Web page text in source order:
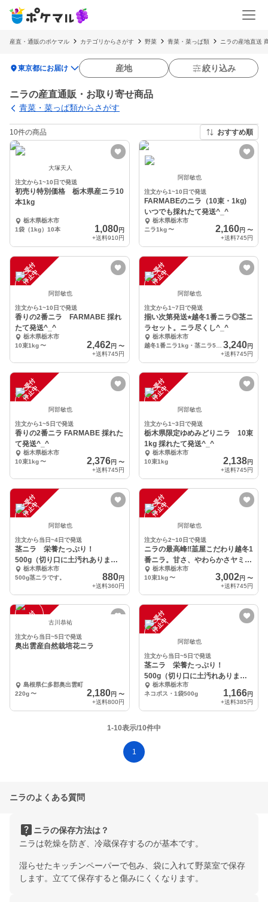
産直・通販のポケマル カテゴリからさがす 野菜 青菜・菜っぱ類 ニラの産地直送
location_on東京都にお届け 産地 絞り込み
ニラの産直通販・お取り寄せ商品
青菜・菜っぱ類からさがす
10件の商品 おすすめ順
大塚天人
注文から1~10日で発送
初売り特別価格 栃木県産ニラ10
本1kg
栃木県栃木市
1袋（1kg）10本
1,080円
+送料910円
阿部敏也
注文から1~10日で発送
FARMABEのニラ（10束・1kg)
いつでも採れたて発送^_^
栃木県栃木市
ニラ1kg 〜 2,160円 〜
+送料745円
注
文
受
付
停
止
中
阿部敏也
注文から1~10日で発送
香りの2番ニラ FARMABE 採れ
たて発送^_^
栃木県栃木市
10束1kg〜 2,462円 〜
+送料745円
注
文
受
付
停
止
中
阿部敏也
注文から1~7日で発送
揃い次第発送⭐︎越冬1番ニラ◎茎ニ
ラセット。ニラ尽くし^_^
栃木県栃木市
越冬1番ニラ1kg・茎ニラ500g
3,240円
+送料745円
注
文
受
付
停
止
中
阿部敏也
注文から1~5日で発送
香りの2番ニラ FARMABE 採れた
て発送^_^
栃木県栃木市
10束1kg〜 2,376円 〜
+送料745円
注
文
受
付
停
止
中
阿部敏也
注文から1~3日で発送
栃木県限定ゆめみどりニラ 10束
1kg 採れたて発送^_^
栃木県栃木市
10束1kg
2,138円
+送料745円
注
文
受
付
停
止
中
阿部敏也
注文から当日~4日で発送
茎ニラ 栄養たっぷり！
500g（切り口に土汚れありま
す）栃木県栃木市
500g茎ニラです。
880円
+送料360円
注
文
受
付
停
止
中
阿部敏也
注文から2~10日で発送
ニラの最高峰‼️韮屋こだわり越冬1
番ニラ。甘さ、やわらかさヤミツ
キです！
栃木県栃木市
10束1kg 〜 3,002円 〜
+送料745円
注
文
受
付
停
止 古川恭祐
注文から当日~5日で発送
奥出雲産自然栽培花ニラ
島根県仁多郡奥出雲町
220g〜 2,180円 〜
+送料800円
注
文
受
付
停
止
中
阿部敏也
注文から当日~5日で発送
茎ニラ 栄養たっぷり！
500g（切り口に土汚れありま
す）栃木県栃木市
ネコポス・1袋500g
1,166円
+送料385円
1-10表示/10件中
1
ニラのよくある質問
live_help ニラの保存方法は？
ニラは乾燥を防ぎ、冷蔵保存するのが基本です。
湿らせたキッチンペーパーで包み、袋に入れて野菜室で保存
します。立てて保存すると傷みにくくなります。